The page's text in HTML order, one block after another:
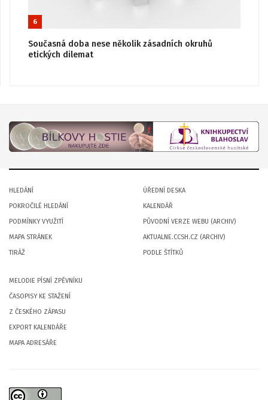
6
Současná doba nese několik zásadních okruhů
etických dilemat
HLEDÁNÍ
POKROČILÉ HLEDÁNÍ
PODMÍNKY VYUŽITÍ
MAPA STRÁNEK
TIRÁŽ
ÚŘEDNÍ DESKA
KALENDÁŘ
PŮVODNÍ VERZE WEBU (ARCHIV)
AKTUALNE.CCSH.CZ (ARCHIV)
PODLE ŠTÍTKŮ
MELODIE PÍSNÍ ZPĚVNÍKU
ČASOPISY KE STAŽENÍ
Z ČESKÉHO ZÁPASU
EXPORT KALENDÁŘE
MAPA ADRESÁŘE